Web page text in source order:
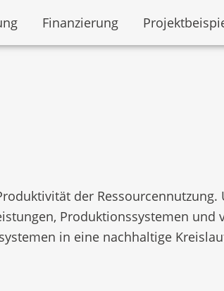
Finanzierung
der
Produktionssystemen und
in eine nachhaltige